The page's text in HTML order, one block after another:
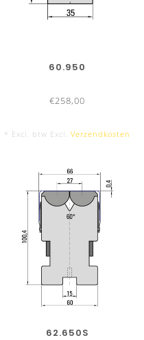
60.950
€258,00
* Excl. btw Excl. Verzendkosten
62.650S